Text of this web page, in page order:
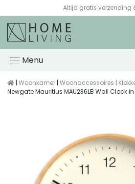
Altijd gratis verzending
Menu
| Woonkamer | Woonaccessoires |
Newgate Mauritius MAU236LB Wall Clock